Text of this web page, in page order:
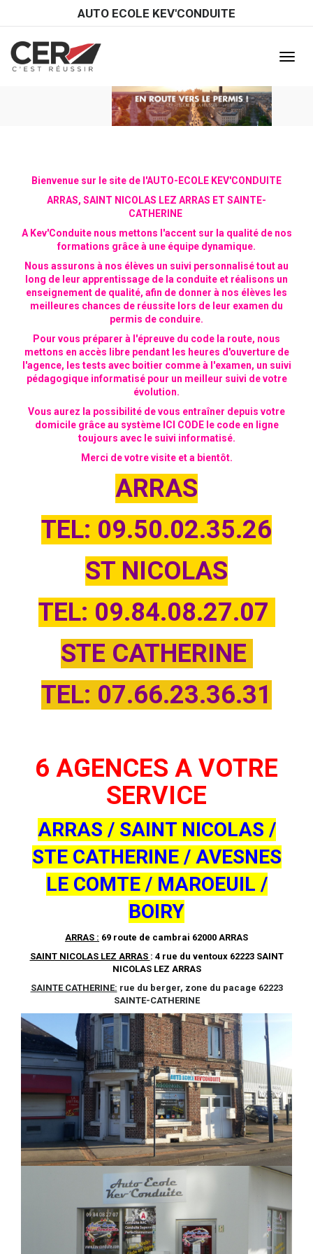
AUTO ECOLE KEV'CONDUITE
Bienvenue sur le site de l'AUTO-ECOLE KEV'CONDUITE
ARRAS, SAINT NICOLAS LEZ ARRAS ET SAINTE-
CATHERINE
A Kev'Conduite nous mettons l'accent sur la qualité de nos
formations grâce à une équipe dynamique.
Nous assurons à nos élèves un suivi personnalisé tout au
long de leur apprentissage de la conduite et réalisons un
enseignement de qualité, afin de donner à nos élèves les
meilleures chances de réussite lors de leur examen du
permis de conduire.
Pour vous préparer à l'épreuve du code la route, nous
mettons en accès libre pendant les heures d'ouverture de
l'agence, les tests avec boitier comme à l'examen, un suivi
pédagogique informatisé pour un meilleur suivi de votre
évolution.
Vous aurez la possibilité de vous entraîner depuis votre
domicile grâce au système ICI CODE le code en ligne
toujours avec le suivi informatisé.
Merci de votre visite et a bientôt.
ARRAS
TEL: 09.50.02.35.26
ST NICOLAS
TEL: 09.84.08.27.07
STE CATHERINE
TEL: 07.66.23.36.31
6 AGENCES A VOTRE
SERVICE
ARRAS / SAINT NICOLAS /
STE CATHERINE / AVESNES
LE COMTE / MAROEUIL /
BOIRY
ARRAS : 69 route de cambrai 62000 ARRAS
SAINT NICOLAS LEZ ARRAS : 4 rue du ventoux 62223 SAINT
NICOLAS LEZ ARRAS
SAINTE CATHERINE: rue du berger, zone du pacage 62223
SAINTE-CATHERINE